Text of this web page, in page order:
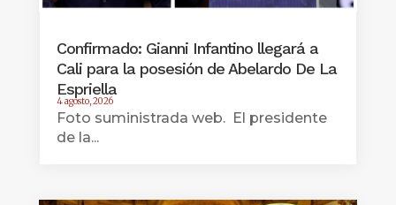
Confirmado: Gianni Infantino llegará a
Cali para la posesión de Abelardo De La
Espriella
4 agosto, 2026
Foto suministrada web. El presidente
de la...